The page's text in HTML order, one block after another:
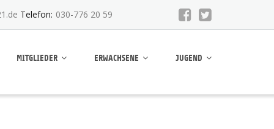
Telefon: 030-776 20 59
MITGLIEDER ERWACHSENE JUGEND